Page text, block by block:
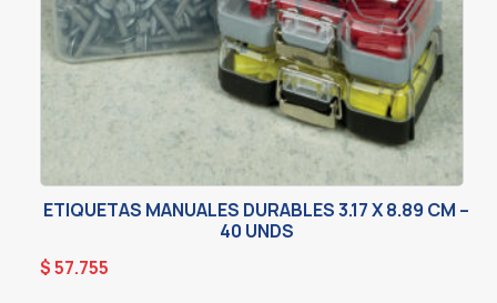
ETIQUETAS MANUALES DURABLES 3.17 X 8.89 CM –
40 UNDS
$57.755